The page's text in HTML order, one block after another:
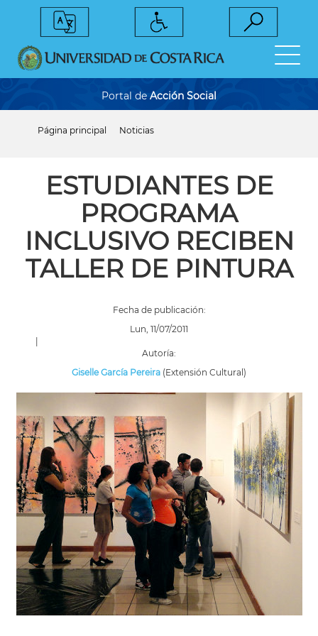
Portal de Acción Social
ayuda
Página principal Noticias
ESTUDIANTES DE
PROGRAMA
INCLUSIVO RECIBEN
TALLER DE PINTURA
Fecha de publicación:
Lun, 11/07/2011
|
Autoría:
Giselle García Pereira (Extensión Cultural)